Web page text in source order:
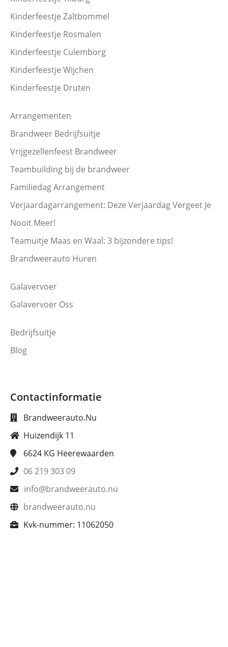
Kinderfeestje Zaltbommel
Kinderfeestje Rosmalen
Kinderfeestje Culemborg
Kinderfeestje Wijchen
Kinderfeestje Druten
Arrangementen
Brandweer Bedrijfsuitje
Vrijgezellenfeest Brandweer
Teambuilding bij de brandweer
Familiedag Arrangement
Verjaardagarrangement: Deze Verjaardag Vergeet Je
Nooit Meer!
Teamuitje Maas en Waal: 3 bijzondere tips!
Brandweerauto Huren
Galavervoer
Galavervoer Oss
Bedrijfsuitje
Blog
Contactinformatie
Brandweerauto.Nu
Huizendijk 11
6624 KG Heerewaarden
06 219 303 09
info@brandweerauto.nu
brandweerauto.nu
Kvk-nummer: 11062050